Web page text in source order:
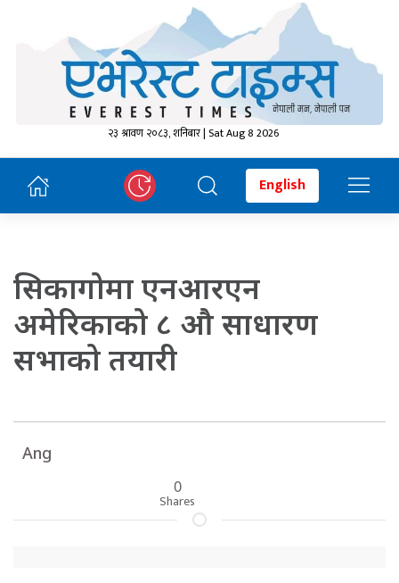
२३ श्रावण २०८३, शनिबार | Sat Aug 8 2026
English
सिकागोमा एनआरएन
अमेरिकाको ८ औ साधारण
सभाको तयारी
Ang
0
Shares